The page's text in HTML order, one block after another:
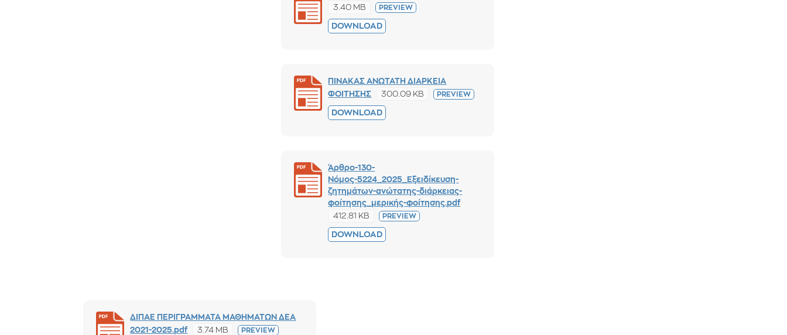
3.40 MB PREVIEW
DOWNLOAD
ΠΙΝΑΚΑΣ ΑΝΩΤΑΤΗ ΔΙΑΡΚΕΙΑ
ΦΟΙΤΗΣΗΣ
300.09 KB PREVIEW
DOWNLOAD
Άρθρο-130-
Νόμος-5224_2025_Εξειδίκευση-
ζητημάτων-ανώτατης-διάρκειας-
φοίτησης_μερικής-φοίτησης.pdf
412.81 KB PREVIEW
DOWNLOAD
ΔΙΠΑΕ ΠΕΡΙΓΡΑΜΜΑΤΑ ΜΑΘΗΜΑΤΩΝ ΔΕΑ
2021-2025.pdf
3.74 MB PREVIEW